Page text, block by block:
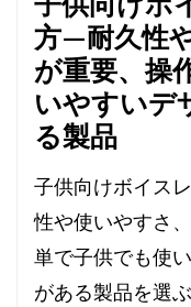
方—耐久性
が重要、操
いやすいデ
る製品
子供向けボイス
性や使いやすさ
単で子供でも使
がある製品を選